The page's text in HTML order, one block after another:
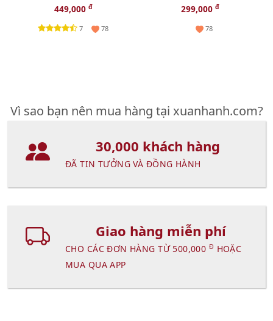
mọng da - 30pcs
449,000 đ
7 78
French Cashmere cam đỏ
299,000 đ
78
Vì sao bạn nên mua hàng tại xuanhanh.com?
30,000 khách hàng
ĐÃ TIN TƯỞNG VÀ ĐỒNG HÀNH
Giao hàng miễn phí
CHO CÁC ĐƠN HÀNG TỪ 500,000 Đ HOẶC
MUA QUA APP